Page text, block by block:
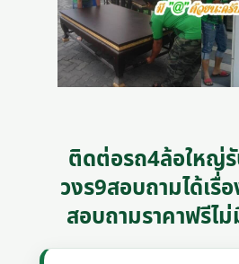
ติดต่อรถ4ล้อใหญ่
วงร9สอบถามได้เรื่
สอบถามราคาฟรีไม่